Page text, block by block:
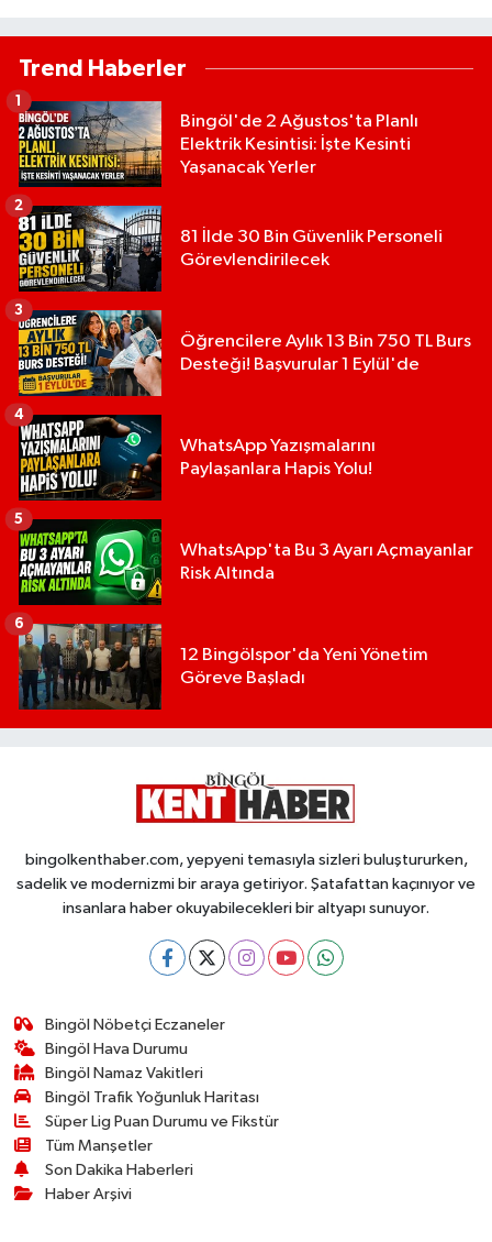
Trend Haberler
Bingöl'de 2 Ağustos'ta Planlı
Elektrik Kesintisi: İşte Kesinti
Yaşanacak Yerler
1
81 İlde 30 Bin Güvenlik Personeli
Görevlendirilecek
2
Öğrencilere Aylık 13 Bin 750 TL Burs
Desteği! Başvurular 1 Eylül'de
3
WhatsApp Yazışmalarını
Paylaşanlara Hapis Yolu!
4
WhatsApp'ta Bu 3 Ayarı Açmayanlar
Risk Altında
5
12 Bingölspor'da Yeni Yönetim
Göreve Başladı
6
bingolkenthaber.com, yepyeni temasıyla sizleri buluştururken,
sadelik ve modernizmi bir araya getiriyor. Şatafattan kaçınıyor ve
insanlara haber okuyabilecekleri bir altyapı sunuyor.
Bingöl Nöbetçi Eczaneler
Bingöl Hava Durumu
Bingöl Namaz Vakitleri
Bingöl Trafik Yoğunluk Haritası
Süper Lig Puan Durumu ve Fikstür
Tüm Manşetler
Son Dakika Haberleri
Haber Arşivi